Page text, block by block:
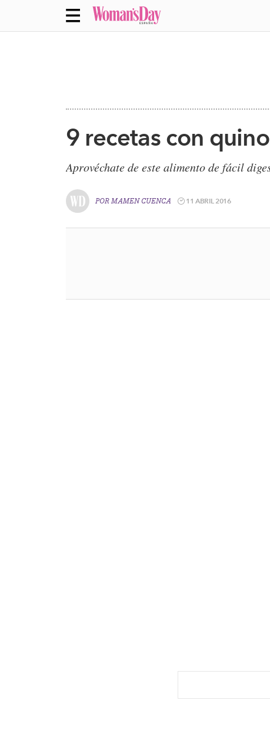
9 recetas con
Aprovéchate de este alimento de fácil
POR MAMEN CUENCA 11 ABRIL 2016